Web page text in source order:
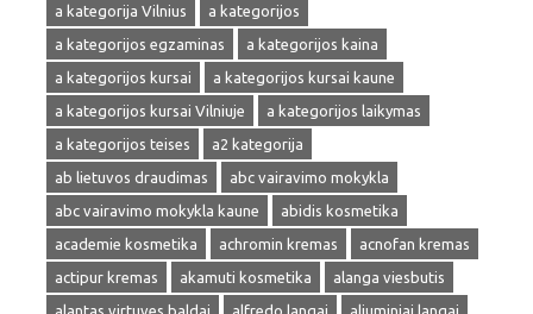
a kategorija Vilnius
a kategorijos
a kategorijos egzaminas
a kategorijos kaina
a kategorijos kursai
a kategorijos kursai kaune
a kategorijos kursai Vilniuje
a kategorijos laikymas
a kategorijos teises
a2 kategorija
ab lietuvos draudimas
abc vairavimo mokykla
abc vairavimo mokykla kaune
abidis kosmetika
academie kosmetika
achromin kremas
acnofan kremas
actipur kremas
akamuti kosmetika
alanga viesbutis
alantas virtuves baldai
alfredo langai
aliuminiai langai